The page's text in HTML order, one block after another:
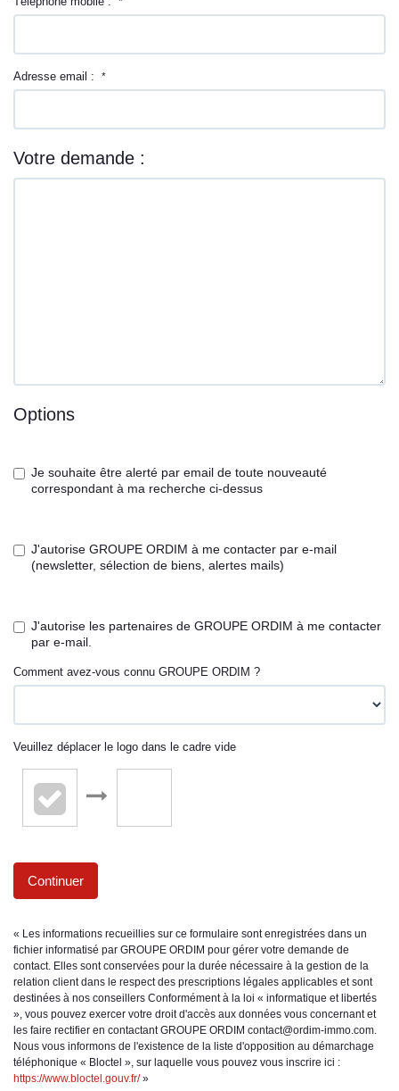
Adresse email : *
Votre demande :
Options
Je souhaite être alerté par email de toute nouveauté
correspondant à ma recherche ci-dessus
J'autorise GROUPE ORDIM à me contacter par e-mail
(newsletter, sélection de biens, alertes mails)
J'autorise les partenaires de GROUPE ORDIM à me contacter
par e-mail.
Comment avez-vous connu GROUPE ORDIM ?
Veuillez déplacer le logo dans le cadre vide
Continuer
« Les informations recueillies sur ce formulaire sont enregistrées dans un
fichier informatisé par GROUPE ORDIM pour gérer votre demande de
contact. Elles sont conservées pour la durée nécessaire à la gestion de la
relation client dans le respect des prescriptions légales applicables et sont
destinées à nos conseillers Conformément à la loi « informatique et libertés
», vous pouvez exercer votre droit d'accès aux données vous concernant et
les faire rectifier en contactant GROUPE ORDIM contact@ordim-immo.com.
Nous vous informons de l'existence de la liste d'opposition au démarchage
téléphonique « Bloctel », sur laquelle vous pouvez vous inscrire ici :
https://www.bloctel.gouv.fr/»